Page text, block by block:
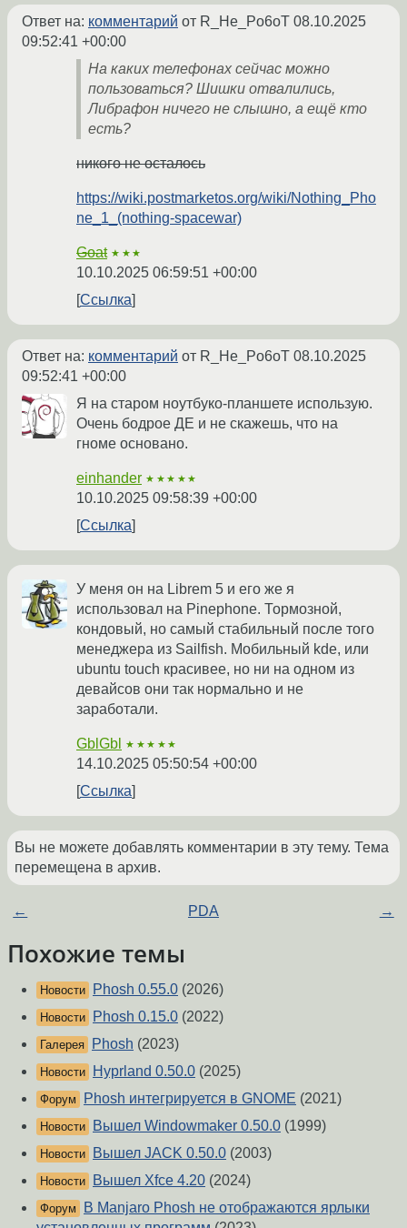
Ответ на: комментарий от R_He_Po6oT 08.10.2025
09:52:41 +00:00
На каких телефонах сейчас можно
пользоваться? Шишки отвалились,
Либрафон ничего не слышно, а ещё кто
есть?
никого не осталось
https://wiki.postmarketos.org/wiki/Nothing_Pho
ne_1_(nothing-spacewar)
Goat ★★★
10.10.2025 06:59:51 +00:00
Ссылка
Ответ на: комментарий от R_He_Po6oT 08.10.2025
09:52:41 +00:00
Я на старом ноутбуко-планшете использую.
Очень бодрое ДЕ и не скажешь, что на
гноме основано.
einhander ★★★★★
10.10.2025 09:58:39 +00:00
Ссылка
У меня он на Librem 5 и его же я
использовал на Pinephone. Тормозной,
кондовый, но самый стабильный после того
менеджера из Sailfish. Мобильный kde, или
ubuntu touch красивее, но ни на одном из
девайсов они так нормально и не
заработали.
GblGbl ★★★★★
14.10.2025 05:50:54 +00:00
Ссылка
Вы не можете добавлять комментарии в эту тему. Тема
перемещена в архив.
← PDA →
Похожие темы
Новости Phosh 0.55.0 (2026)
Новости Phosh 0.15.0 (2022)
Галерея Phosh (2023)
Новости Hyprland 0.50.0 (2025)
Форум Phosh интегрируется в GNOME (2021)
Новости Вышел Windowmaker 0.50.0 (1999)
Новости Вышел JACK 0.50.0 (2003)
Новости Вышел Xfce 4.20 (2024)
Форум
В Manjaro Phosh не отображаются ярлыки